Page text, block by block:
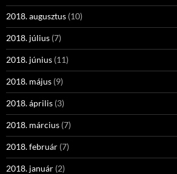
2018. augusztus (10)
2018. július (7)
2018. június (11)
2018. május (9)
2018. április (3)
2018. március (7)
2018. február (7)
2018. január (2)